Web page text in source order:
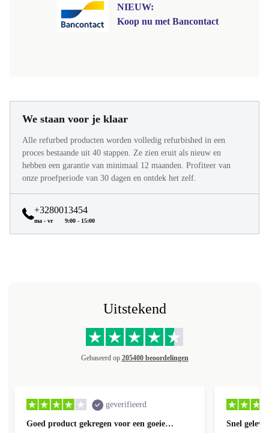
NIEUW:
Koop nu met Bancontact
We staan voor je klaar
Alle refurbed producten worden volledig refurbished in een
proces bestaande uit 40 stappen. Ze zien eruit als nieuw en
hebben een garantie van minimaal 12 maanden. Profiteer van
onze proefperiode van 30 dagen en ontdek het zelf.
+3280013454
ma - vr 9:00 - 15:00
Uitstekend
Gebaseerd op 205400 beoordelingen
geverifieerd
Goed product gekregen voor een goeie…
Snel